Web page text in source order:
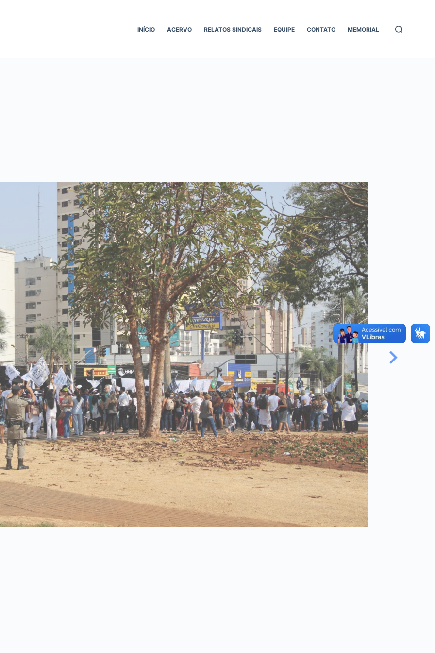
INÍCIO ACERVO RELATOS SINDICAIS EQUIPE CONTATO MEMORIAL